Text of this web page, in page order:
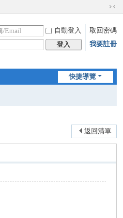
切
到
窄
自動登入
取回密碼
登入 我要註冊
快捷導覽
返回清單